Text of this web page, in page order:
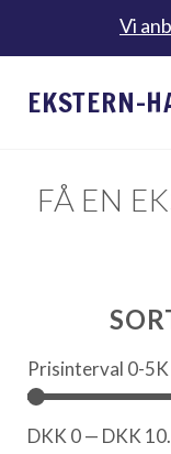
Vi
EKSTERN-
FÅ EN
Prisinterval 0-5K
DKK0— DKK